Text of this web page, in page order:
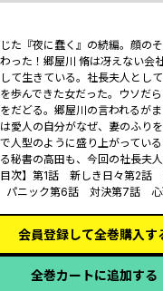
た『夜に蠢く』の続編。顔の
った！郷屋川 脩は冴えない会
て生きている。社長夫人とし
歩んできた女だった。ウソだ
だどる――。郷屋川の言われるが
愛人の自分がなぜ、妻のふり
人型のように盛り上がってい
秘書の高田も、今回の社長夫
目次】第1話 新しき日々第2
ニック第6話 対決第7話 心
会員登録して全巻購入す
全巻カートに追加する